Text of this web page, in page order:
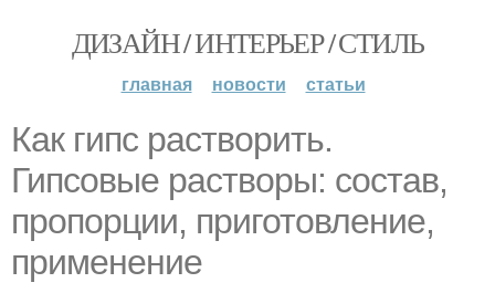
ДИЗАЙН / ИНТЕРЬЕР / СТИЛЬ
главная новости статьи
Как гипс растворить.
Гипсовые растворы: состав,
пропорции, приготовление,
применение